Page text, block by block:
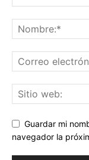
Guardar mi
navegador la